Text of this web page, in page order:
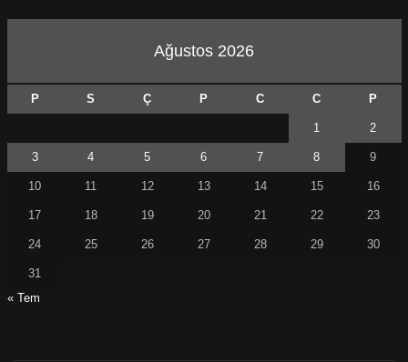
Ağustos 2026
P S Ç P C C P
1 2
3 4 5 6 7 8 9
10 11 12 13 14 15 16
17 18 19 20 21 22 23
24 25 26 27 28 29 30
31
« Tem